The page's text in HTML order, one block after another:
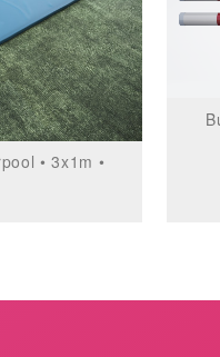
• 3x1m •